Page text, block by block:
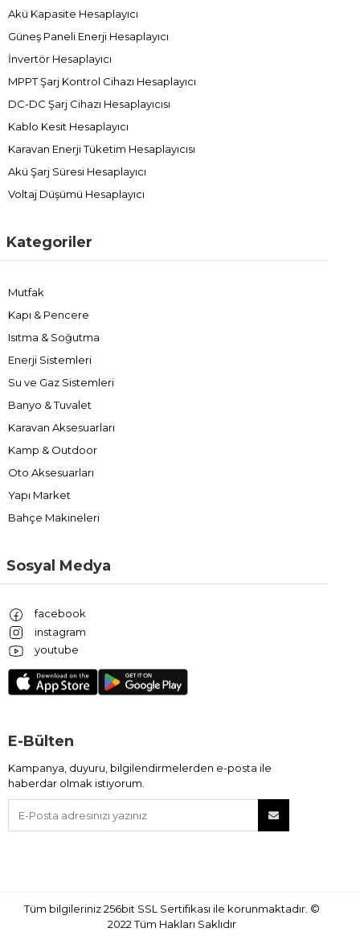
Akü Kapasite Hesaplayıcı
Güneş Paneli Enerji Hesaplayıcı
İnvertör Hesaplayıcı
MPPT Şarj Kontrol Cihazı Hesaplayıcı
DC-DC Şarj Cihazı Hesaplayıcısı
Kablo Kesit Hesaplayıcı
Karavan Enerji Tüketim Hesaplayıcısı
Akü Şarj Süresi Hesaplayıcı
Voltaj Düşümü Hesaplayıcı
Kategoriler
Mutfak
Kapı & Pencere
Isıtma & Soğutma
Enerji Sistemleri
Su ve Gaz Sistemleri
Banyo & Tuvalet
Karavan Aksesuarları
Kamp & Outdoor
Oto Aksesuarları
Yapı Market
Bahçe Makineleri
Sosyal Medya
facebook
instagram
youtube
E-Bülten
Kampanya, duyuru, bilgilendirmelerden e-posta ile
haberdar olmak istiyorum.
Tüm bilgileriniz 256bit SSL Sertifikası ile korunmaktadır. ©
2022Tüm Hakları Saklıdır